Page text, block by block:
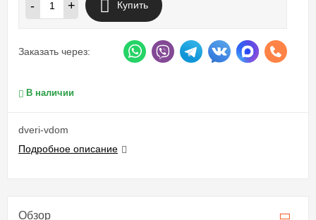
- + Купить
Заказать через:
В наличии
dveri-vdom
Подробное описание
Обзор